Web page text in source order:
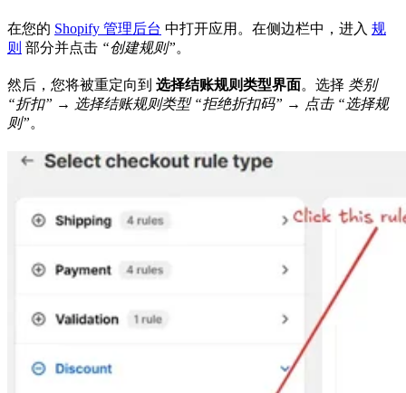
在您的 Shopify 管理后台 中打开应用。在侧边栏中，进入 规
则 部分并点击 “创建规则”。
然后，您将被重定向到 选择结账规则类型界面。选择 类别
“折扣” → 选择结账规则类型 “拒绝折扣码” → 点击 “选择规
则”。